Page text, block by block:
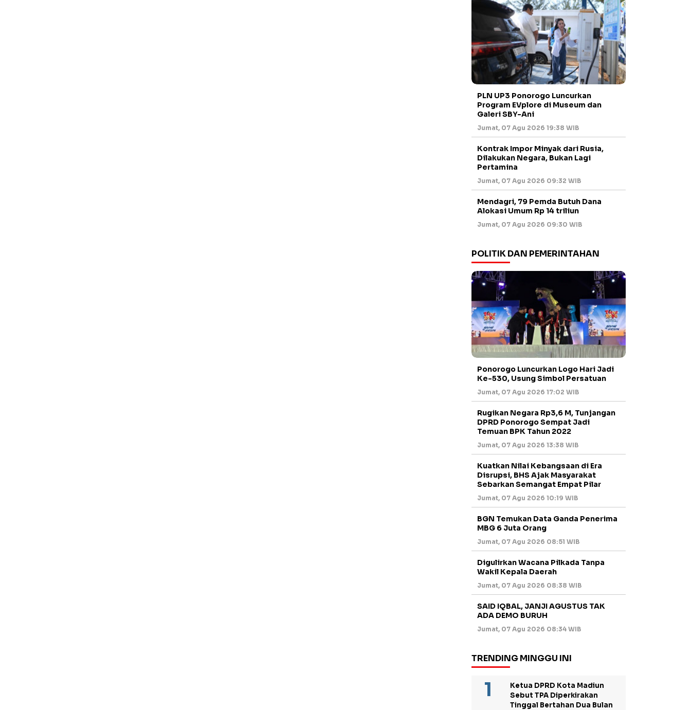
PLN UP3 Ponorogo Luncurkan
Program EVplore di Museum dan
Galeri SBY-Ani
Jumat, 07 Agu 2026 19:38 WIB
Kontrak Impor Minyak dari Rusia,
Dilakukan Negara, Bukan Lagi
Pertamina
Jumat, 07 Agu 2026 09:32 WIB
Mendagri, 79 Pemda Butuh Dana
Alokasi Umum Rp 14 triliun
Jumat, 07 Agu 2026 09:30 WIB
POLITIK DAN PEMERINTAHAN
Ponorogo Luncurkan Logo Hari Jadi
Ke-530, Usung Simbol Persatuan
Jumat, 07 Agu 2026 17:02 WIB
Rugikan Negara Rp3,6 M, Tunjangan
DPRD Ponorogo Sempat Jadi
Temuan BPK Tahun 2022
Jumat, 07 Agu 2026 13:38 WIB
Kuatkan Nilai Kebangsaan di Era
Disrupsi, BHS Ajak Masyarakat
Sebarkan Semangat Empat Pilar
Jumat, 07 Agu 2026 10:19 WIB
BGN Temukan Data Ganda Penerima
MBG 6 Juta Orang
Jumat, 07 Agu 2026 08:51 WIB
Digulirkan Wacana Pilkada Tanpa
Wakil Kepala Daerah
Jumat, 07 Agu 2026 08:38 WIB
SAID IQBAL, JANJI AGUSTUS TAK
ADA DEMO BURUH
Jumat, 07 Agu 2026 08:34 WIB
TRENDING MINGGU INI
Ketua DPRD Kota Madiun
Sebut TPA Diperkirakan
Tinggal Bertahan Dua Bulan